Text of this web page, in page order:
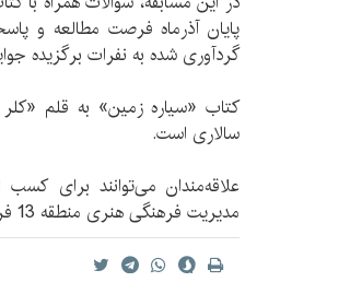
پایان آذر‌ماه فرصت مطالعه و
گردآوری شده به نفرات برگزیده
کتاب «سیاره زمین» به قلم
سالاری است.
مدیریت فرهنگی هنری منطقه 13 فرهنگسرای امید تماس بگیرند.